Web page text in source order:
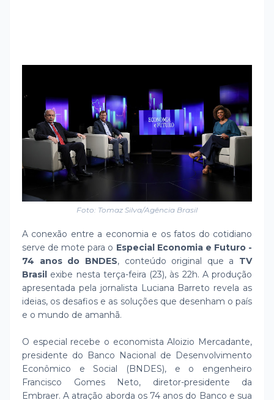
Foto: Tomaz Silva/Agência Brasil
A conexão entre a economia e os fatos do cotidiano
serve de mote para o Especial Economia e Futuro -
74 anos do BNDES, conteúdo original que a TV
Brasil exibe nesta terça-feira (23), às 22h. A produção
apresentada pela jornalista Luciana Barreto revela as
ideias, os desafios e as soluções que desenham o país
e o mundo de amanhã.
O especial recebe o economista Aloizio Mercadante,
presidente do Banco Nacional de Desenvolvimento
Econômico e Social (BNDES), e o engenheiro
Francisco Gomes Neto, diretor-presidente da
Embraer. A atração aborda os 74 anos do Banco e sua